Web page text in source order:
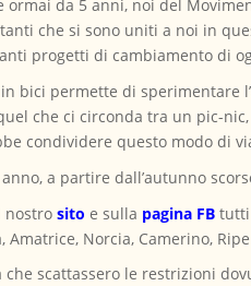
ormai da 5 anni, noi del
che si sono uniti a noi in
progetti di cambiamento di
bici permette di sperimentare
che ci circonda tra un pic-
condividere questo modo di
a partire dall’autunno
nostrosito e sulla pagina FB tutti
Amatrice, Norcia, Camerino,
che scattassero le restrizioni